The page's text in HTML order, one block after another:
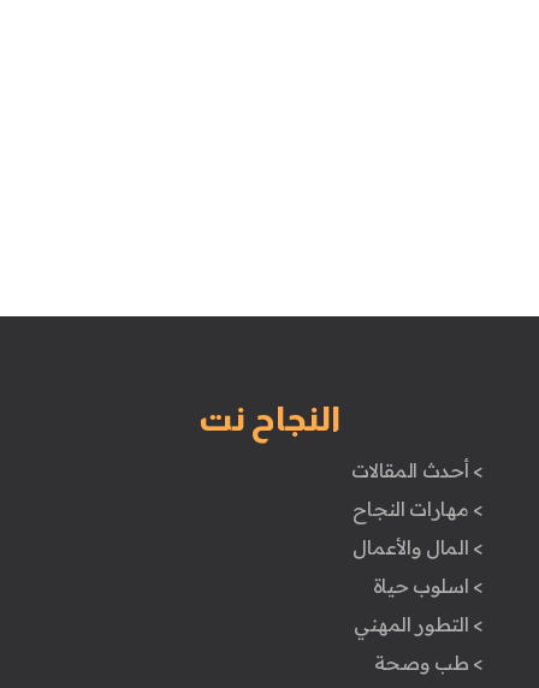
النجاح نت
> أحدث المقالات
> مهارات النجاح
> المال والأعمال
> اسلوب حياة
> التطور المهني
> طب وصحة